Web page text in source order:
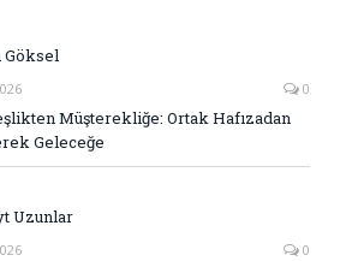
0
Müşterekliğe: Ortak Hafızadan
Geleceğe
Uzunlar
0